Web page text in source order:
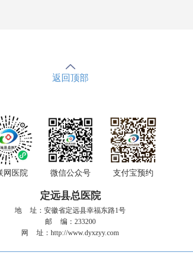
返回顶部
网医院 微信公众号 支付宝预约
定远县总医院
地 址：安徽省定远县幸福东路1号
邮 编：233200
网 址：http://www.dyxzyy.com